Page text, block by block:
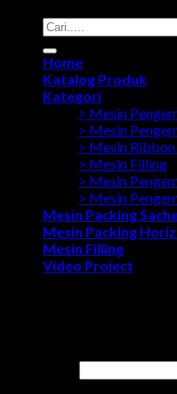
Search
for:
Home
Katalog Produk
Kategori
> Mesin
> Mesin
> Mesin
> Mesin Filling
> Mesin
> Mesin
Mesin Packing
Mesin Packing
Mesin Filling
Video Project